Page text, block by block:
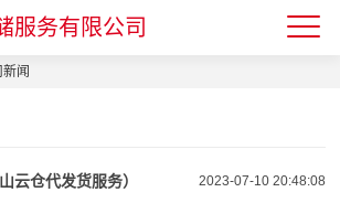
服务有限公司
闻
2023-07-10 20:48:08
云仓代发货服务）